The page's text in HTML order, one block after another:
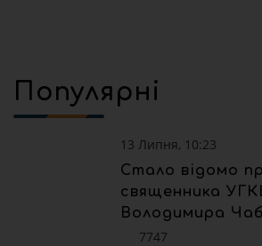
Популярні
13 Липня, 10:23
Стало відомо
священника
Володимира
7747